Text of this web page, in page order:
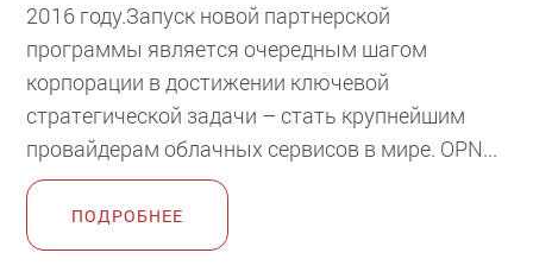
2016 году.Запуск новой партнерской
программы является очередным шагом
корпорации в достижении ключевой
стратегической задачи – стать крупнейшим
провайдерам облачных сервисов в мире. OPN...
ПОДРОБНЕЕ